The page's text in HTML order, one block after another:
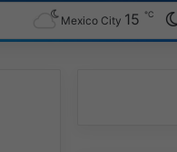
Mexico City 15 ℃